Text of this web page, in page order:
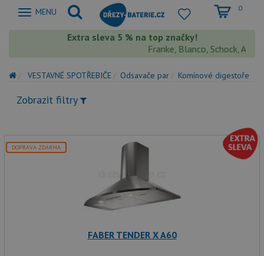
Zobrazit
MENU 0
Extra sleva 5 % na top značky!
Franke, Blanco, Schock,
VESTAVNÉ SPOTŘEBIČE Odsavače par Komínové digestoře
Zobrazit filtry
DOPRAVA ZDARMA
FABER TENDER X A60